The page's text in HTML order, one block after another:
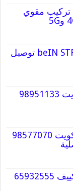
مقوي
جهاز بي ان ستريم beIN STREAM توصيل
مكتب استخراج فيزا الكويت 98951133
شركة سماعات سقف الكويت 98577070
قص خرسانه وفتح كور تكييف 65932555